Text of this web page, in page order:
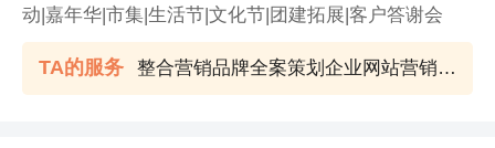
动|嘉年华|市集|生活节|文化节|团建拓展|客户答谢会
TA的服务 整合营销品牌全案策划企业网站营销方案策划媒介自媒体投放发布